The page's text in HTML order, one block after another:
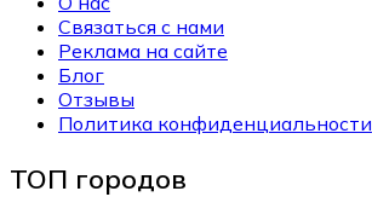
Связаться с нами
Реклама на сайте
Блог
Отзывы
Политика конфиденциальности
ТОП городов